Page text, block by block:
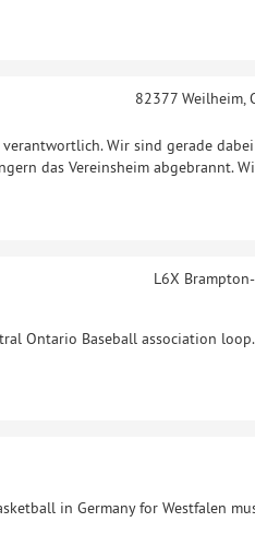
Wir sind gerade
das Vereinsheim abgebrannt.
82377Weilheim,
Ontario Baseball association loop.
L6X
in Germany for Westfalen